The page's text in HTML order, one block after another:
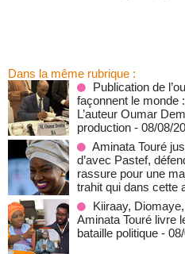
Dans la même rubrique :
Publication de
façonnent le monde
L’auteur Oumar
production - 08/08/
Aminata Touré
d’avec Pastef,
rassure pour une
trahit qui dans cette
Kiiraay,
Aminata Touré livre
bataille politique -